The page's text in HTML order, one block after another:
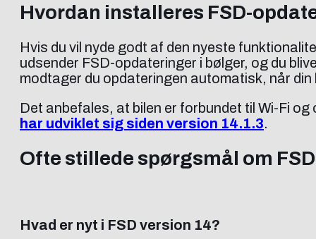
Hvordan installeres FSD-
Hvis du vil nyde godt af den nyeste
udsender FSD-opdateringer i bølger, og du
modtager du opdateringen automatisk, når din
Det anbefales, at bilen er forbundet til Wi-Fi
har udviklet sig siden version 14.1.3.
Ofte stillede spørgsmål om
Hvad er nyt i FSD version 14?